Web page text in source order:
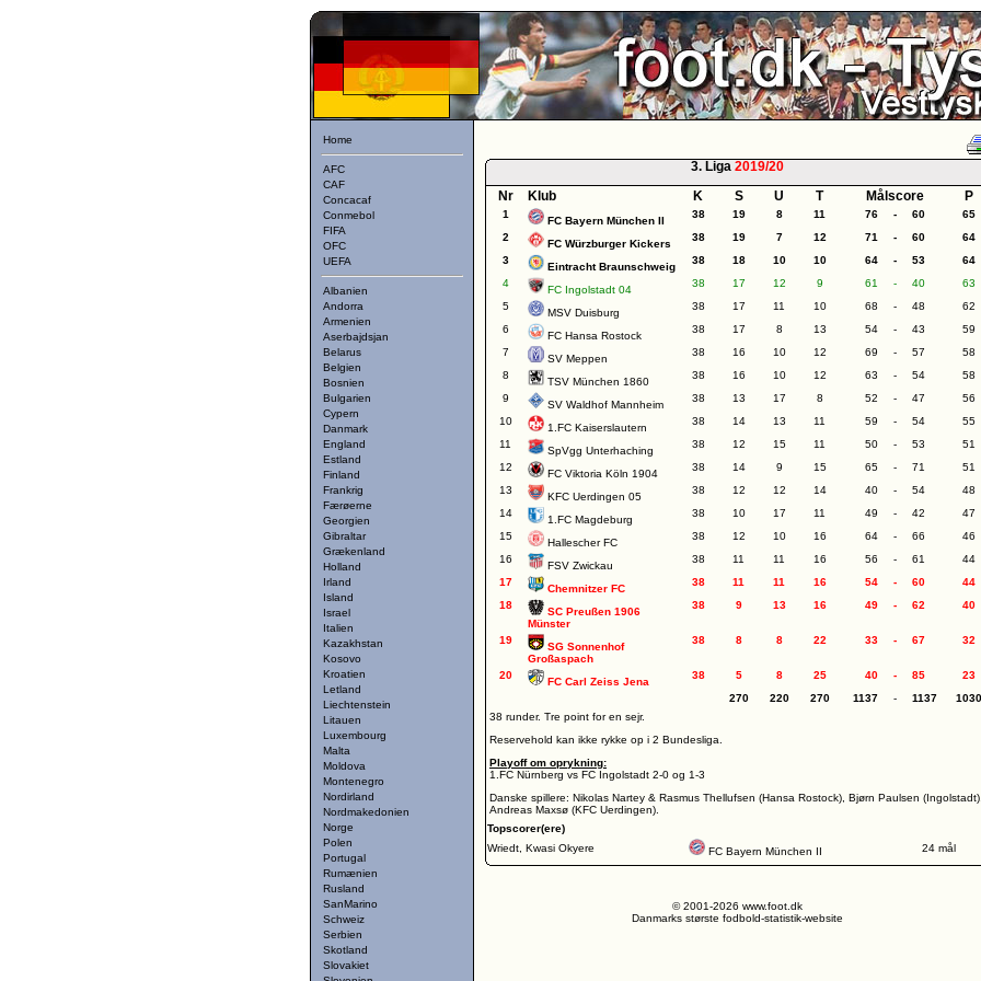
Home
AFC
CAF
Concacaf
Conmebol
FIFA
OFC
UEFA
Albanien
Andorra
Armenien
Aserbajdsjan
Belarus
Belgien
Bosnien
Bulgarien
Cypern
Danmark
England
Estland
Finland
Frankrig
Færøerne
Georgien
Gibraltar
Grækenland
Holland
Irland
Island
Israel
Italien
Kazakhstan
Kosovo
Kroatien
Letland
Liechtenstein
Litauen
Luxembourg
Malta
Moldova
Montenegro
Nordirland
Nordmakedonien
Norge
Polen
Portugal
Rumænien
Rusland
SanMarino
Schweiz
Serbien
Skotland
Slovakiet
3. Liga 2019/20
Nr
Klub K S U T Målscore P
1
FC Bayern München II
38 19 8 11 76 - 60
65
2
FC Würzburger Kickers
38 19 7 12 71 - 60
64
3
Eintracht Braunschweig
38 18 10 10 64 - 53
64
4
FC Ingolstadt 04
38 17 12 9 61 - 40
63
5
MSV Duisburg
38 17 11 10 68 - 48
62
6
FC Hansa Rostock
38 17 8 13 54 - 43
59
7
SV Meppen
38 16 10 12 69 - 57
58
8
TSV München 1860
38 16 10 12 63 - 54
58
9
SV Waldhof Mannheim
38 13 17 8 52 - 47
56
10
1.FC Kaiserslautern
38 14 13 11 59 - 54
55
11
SpVgg Unterhaching
38 12 15 11 50 - 53
51
12
FC Viktoria Köln 1904
38 14 9 15 65 - 71
51
13
KFC Uerdingen 05
38 12 12 14 40 - 54
48
14
1.FC Magdeburg
38 10 17 11 49 - 42
47
15
Hallescher FC
38 12 10 16 64 - 66
46
16
FSV Zwickau
38 11 11 16 56 - 61
44
17
Chemnitzer FC
38 11 11 16 54 - 60
44
18
SC Preußen 1906
Münster
38 9 13 16 49 - 62 40
19
SG Sonnenhof
Großaspach
38 8 8 22 33 - 67 32
20
FC Carl Zeiss Jena
38 5 8 25 40 - 85
23
270
220 270 1137 - 1137
1030
38 runder. Tre point for en sejr.
Reservehold kan ikke rykke op i 2 Bundesliga.
Playoff om oprykning:
1.FC Nürnberg vs FC Ingolstadt 2-0 og 1-3
Danske spillere: Nikolas Nartey & Rasmus Thellufsen (Hansa Rostock), Bjørn Paulsen
Andreas Maxsø (KFC Uerdingen).
Topscorer(ere)
Wriedt, Kwasi Okyere
FC Bayern München II 24 mål
© 2001-2026 www.foot.dk
Danmarks største fodbold-statistik-website